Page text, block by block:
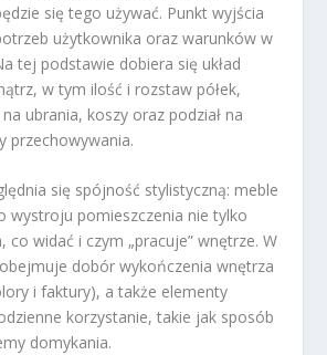
się tego używać. Punkt wyjścia
użytkownika oraz warunków w
tej podstawie dobiera się układ
w tym ilość i rozstaw półek,
ubrania, koszy oraz podział na
przechowywania.
się spójność stylistyczną: meble
wystroju pomieszczenia nie tylko
co widać i czym „pracuje” wnętrze. W
dobór wykończenia wnętrza
i faktury), a także elementy
korzystanie, takie jak sposób
domykania.